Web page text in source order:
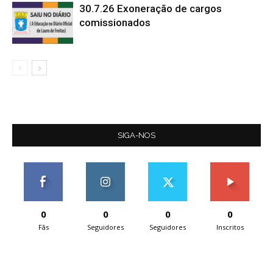
30.7.26 Exoneração de cargos
comissionados
SIGA-NOS
0
Fãs
0
Seguidores
0
Seguidores
0
Inscritos